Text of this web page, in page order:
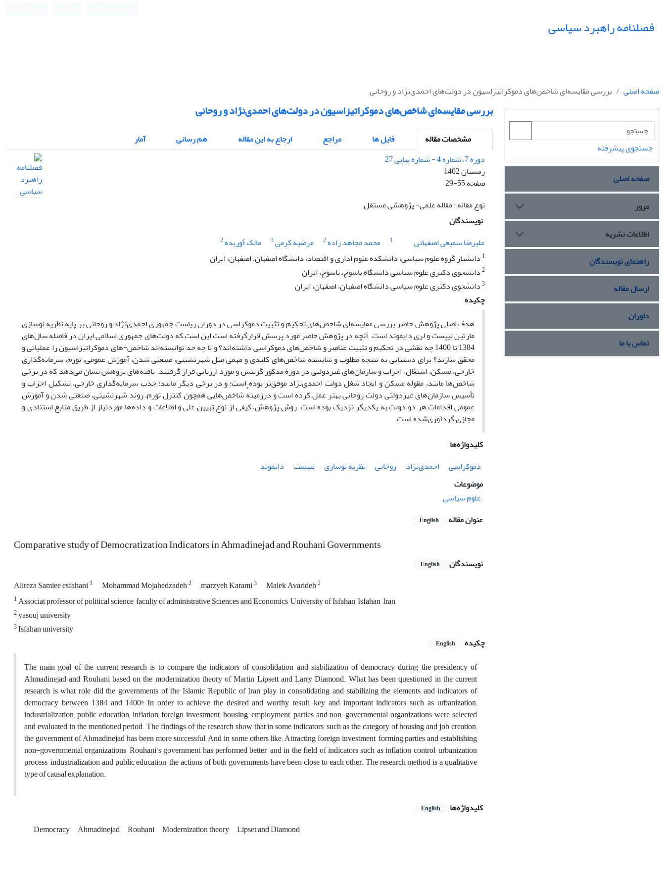
فصلنامه راهبرد سیاسی
صفحه اصلی بررسی مقایسه‌ای شاخص‌های دموکراتیزاسیون در دولت‌های احمدی‌نژاد و روحانی
بررسی مقایسه‌ای شاخص‌های دموکراتیزاسیون در دولت‌های احمدی‌نژاد و روحانی
مشخصات مقاله فایل ها مراجع ارجاع به این مقاله هم رسانی
آمار
دوره 7، شماره 4 - شماره پیاپی 27
زمستان 1402
صفحه29-55
نوع مقاله : مقاله علمی- پژوهشی مستقل
نویسندگان
علیرضا سمیعی اصفهانی
1 محمد مجاهد زاده2 مرضیه کرمی3 مالک آوریده2
1 دانشیار گروه علوم سیاسی، دانشکده علوم اداری و اقتصاد، دانشگاه اصفهان، اصفهان، ایران
2دانشجوی دکتری علوم سیاسی دانشگاه یاسوج، یاسوج، ایران
3دانشجوی دکتری علوم سیاسی دانشگاه اصفهان، اصفهان، ایران
چکیده
هدف اصلی پژوهش حاضر بررسی مقایسه‌ای شاخص‌های تحکیم و تثبیت دموکراسی در دوران ریاست جمهوری احمدی‌نژاد و روحانی بر پایه نظریه نوسازی
مارتین لیپست و لری دایموند است. آنچه در پژوهش حاضر مورد پرسش قرارگرفته است این است که دولت‌های جمهوری اسلامی ایران در فاصله سال‌های
1384 تا 1400 چه نقشی در تحکیم و تثبیت عناصر و شاخص‌های دموکراسی داشته‌اند؟ و تا چه حد توانسته‌اند شاخص-های دموکراتیزاسیون را عملیاتی و
محقق سازند؟ برای دستیابی به نتیجه مطلوب و شایسته شاخص‌های کلیدی و مهمی مثل شهرنشینی، صنعتی شدن، آموزش عمومی، تورم، سرمایه‌گذاری
خارجی، مسکن، اشتغال، احزاب و سازمان‌های غیردولتی در دوره مذکور گزینش و مورد ارزیابی قرار گرفتند. یافته‌های پژوهش نشان می‌دهد که در برخی
شاخص‌ها مانند، مقوله مسکن و ایجاد شغل دولت احمدی‌نژاد موفق‌تر بوده است؛ و در برخی دیگر مانند؛ جذب سرمایه‌گذاری خارجی، تشکیل احزاب و
تأسیس سازمان‌های غیردولتی دولت روحانی بهتر عمل کرده است و درزمینهٔ شاخص‌هایی همچون کنترل تورم، روند شهرنشینی، صنعتی شدن و آموزش
عمومی اقدامات هر دو دولت به یکدیگر نزدیک بوده است. روش پژوهش، کیفی از نوع تبیین علی و اطلاعات و داده‌ها موردنیاز از طریق منابع استنادی و
مجازی گردآوری‌شده است.
کلیدواژه‌ها
دموکراسی
احمدی‌نژاد روحانی نظریه نوسازی لیپست
دایموند
موضوعات
علوم سیاسی
عنوان مقاله
English
Comparative study of Democratization Indicators in Ahmadinejad and Rouhani Governments
نویسندگان English
Alireza Samiee esfahani1 Mohammad Mojahedzadeh2 marzyeh Karami3 Malek Avarideh2
1Associat professor of political science, faculty of administrative Sciences and Economics, University of Isfahan, Isfahan, Iran
2yasouj university
3Isfahan university
چکیده
English
The main goal of the current research is to compare the indicators of consolidation and stabilization of democracy during the presidency of
Ahmadinejad and Rouhani based on the modernization theory of Martin Lipsett and Larry Diamond. What has been questioned in the current
research is what role did the governments of the Islamic Republic of Iran play in consolidating and stabilizing the elements and indicators of
democracy between 1384 and 1400? In order to achieve the desired and worthy result, key and important indicators such as urbanization,
industrialization, public education, inflation, foreign investment, housing, employment, parties and non-governmental organizations were selected
and evaluated in the mentioned period. The findings of the research show that in some indicators, such as the category of housing and job creation,
the government of Ahmadinejad has been more successful; And in some others like; Attracting foreign investment, forming parties and establishing
non-governmental organizations, Rouhani's government has performed better, and in the field of indicators such as inflation control, urbanization
process, industrialization and public education, the actions of both governments have been close to each other. The research method is a qualitative
type of causal explanation.
کلیدواژه‌ها English
Democracy Ahmadinejad Rouhani Modernization theory Lipset and Diamond
جستجوی پیشرفته
صفحه اصلی
مرور
اطلاعات نشریه
راهنمای نویسندگان
ارسال مقاله
داوران
تماس با ما